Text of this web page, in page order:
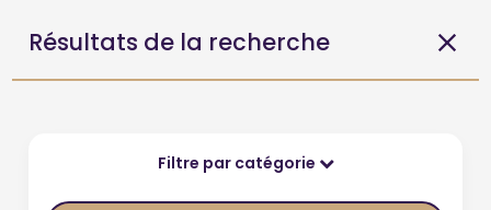
Résultats de la recherche
Filtre par catégorie